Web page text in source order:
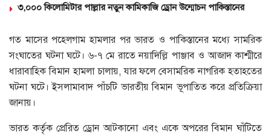
৩,০০০ কিলোমিটার পাল্লার নতুন কামিকাজি ড্রোন উন্মোচন পাকিস্তানের
গত মাসের পহেলগাম হামলার পর ভারত ও পাকিস্তানের মধ্যে সামরিক
সংঘাতের ঘটনা ঘটে। ৬-৭ মে রাতে নয়াদিল্লি পাঞ্জাব ও আজাদ কাশ্মীরে
ধারাবাহিক বিমান হামলা চালায়, যার ফলে বেসামরিক নাগরিক হতাহতের
ঘটনা ঘটে। ইসলামাবাদ পাঁচটি ভারতীয় বিমান ভূপাতিত করে প্রতিক্রিয়া
জানায়।
ভারত কর্তৃক প্রেরিত ড্রোন আটকানো এবং একে অপরের বিমান ঘাঁটিতে